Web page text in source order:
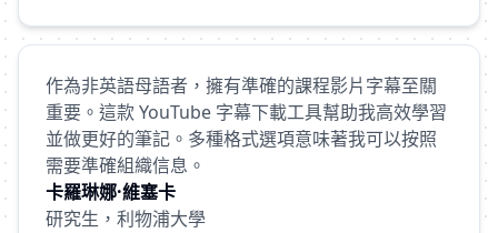
作為非英語母語者，擁有準確的課程影片字幕至關
重要。這款 YouTube 字幕下載工具幫助我高效學習
並做更好的筆記。多種格式選項意味著我可以按照
需要準確組織信息。
卡羅琳娜·維塞卡
研究生，利物浦大學